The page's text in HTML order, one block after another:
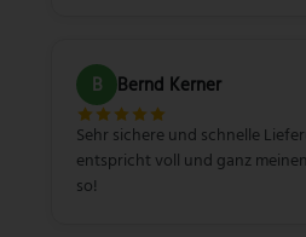
B Bernd Kerner
Sehr sichere und schnelle
entspricht voll und ganz
so!